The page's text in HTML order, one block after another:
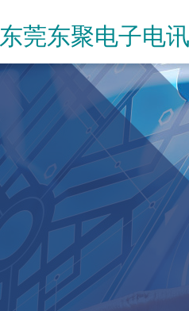
东莞东聚电子电